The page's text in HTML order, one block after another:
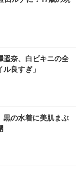
遥奈、白ビキニの全
良すぎ」
黒の水着に美肌まぶ